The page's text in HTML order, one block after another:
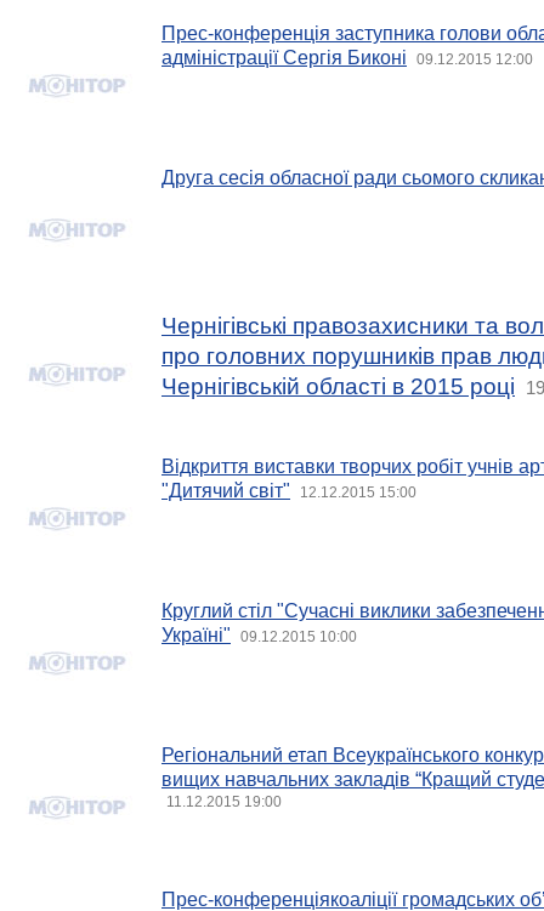
Прес-конференція заступника голови
адміністрації Сергія Биконі
09.12.2015 12:00
Друга сесія обласної ради сьомого
Чернігівські правозахисники та
про головних порушників прав
Чернігівській області в 2015 році
Відкриття виставки творчих робіт учнів
"Дитячий світ"
12.12.2015 15:00
Круглий стіл "Сучасні виклики
Україні"
09.12.2015 10:00
Регіональний етап Всеукраїнського
вищих навчальних закладів “Кращий
11.12.2015 19:00
Прес-конференціякоаліції громадських